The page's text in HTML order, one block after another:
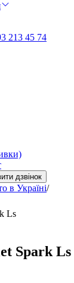
213 45 74
дзвінок
в Україні/
Ls
Spark Ls